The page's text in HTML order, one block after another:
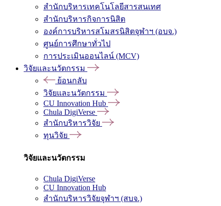
สำนักบริหารเทคโนโลยีสารสนเทศ
สำนักบริหารกิจการนิสิต
องค์การบริหารสโมสรนิสิตจุฬาฯ (อบจ.)
ศูนย์การศึกษาทั่วไป
การประเมินออนไลน์ (MCV)
วิจัยและนวัตกรรม
ย้อนกลับ
วิจัยและนวัตกรรม
CU Innovation Hub
Chula DigiVerse
สำนักบริหารวิจัย
ทุนวิจัย
วิจัยและนวัตกรรม
Chula DigiVerse
CU Innovation Hub
สำนักบริหารวิจัยจุฬาฯ (สบจ.)